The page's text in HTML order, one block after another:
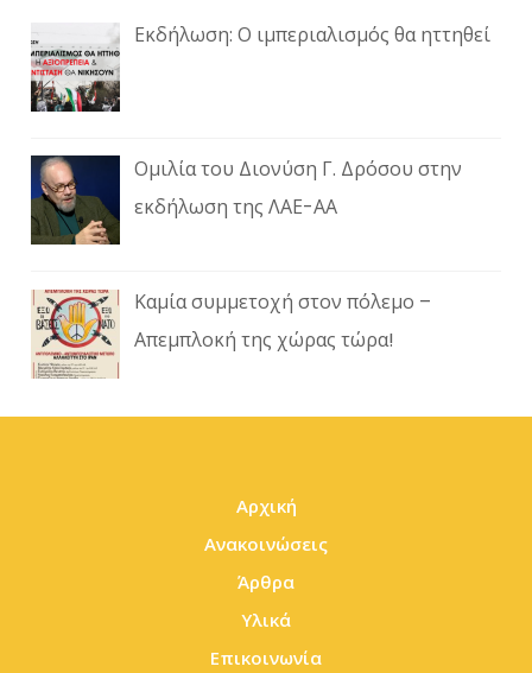
Εκδήλωση: Ο ιμπεριαλισμός θα ηττηθεί
Ομιλία του Διονύση Γ. Δρόσου στην
εκδήλωση της ΛΑΕ-ΑΑ
Καμία συμμετοχή στον πόλεμο –
Απεμπλοκή της χώρας τώρα!
Αρχική
Ανακοινώσεις
Άρθρα
Υλικά
Επικοινωνία